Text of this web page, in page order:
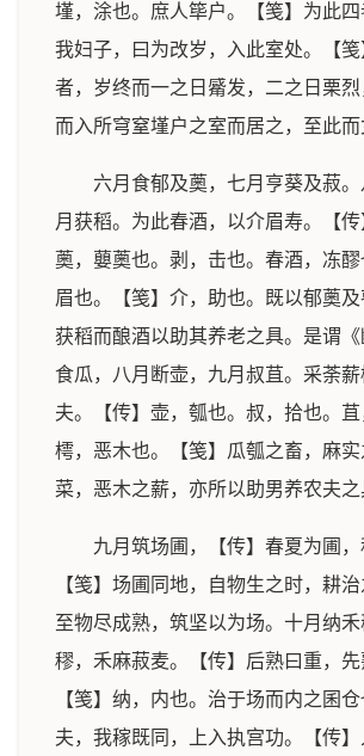
墐，涂也。庶人筚户。【笺】为此
我妇子，曰为改岁，入此室处。【笺
者，岁终而一之日觱发，二之日栗烈
而入所穹窒墐户之室而居之，至此而
六月食郁及薁，七月亨葵及菽
月获稻。为此春酒，以介眉寿。【传
薁，蘡薁也。剥，击也。春酒，冻
眉也。【笺】介，助也。既以郁薁
获稻而酿酒以助其养老之具。是谓《
食瓜，八月断壶，九月叔苴。采荼
夫。【传】壶，瓠也。叔，拾也。苴
樗，恶木也。【笺】瓜瓠之畜，麻
菜，恶木之薪，亦所以助男养农夫之
九月筑场圃，【传】春夏为圃，
【笺】场圃同地，自物生之时，耕治
至物尽成熟，筑坚以为场。十月纳
穋，禾麻菽麦。【传】后熟曰重，先
【笺】纳，内也。治于场而内之囷
夫，我稼既同，上入执宫功。【传